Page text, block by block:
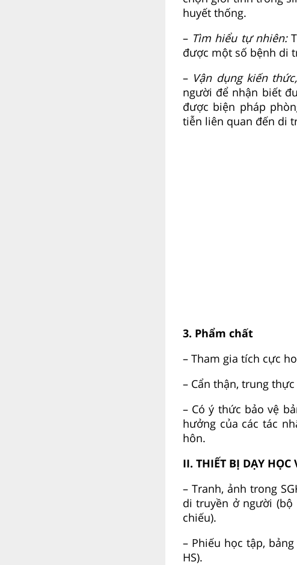
huyết thống.
– Tìm hiểu tự nhiên:
được một số bệnh di
– Vận dụng kiến
người để nhận biết
được biện pháp
tiễn liên quan đến di
3. Phẩm chất
– Tham gia tích cực
– Cẩn thận, trung
– Có ý thức bảo vệ
hưởng của các tác
hôn.
II. THIẾT BỊ DẠY HỌC
– Tranh, ảnh trong
di truyền ở người (bộ
chiếu).
– Phiếu học tập,
HS).